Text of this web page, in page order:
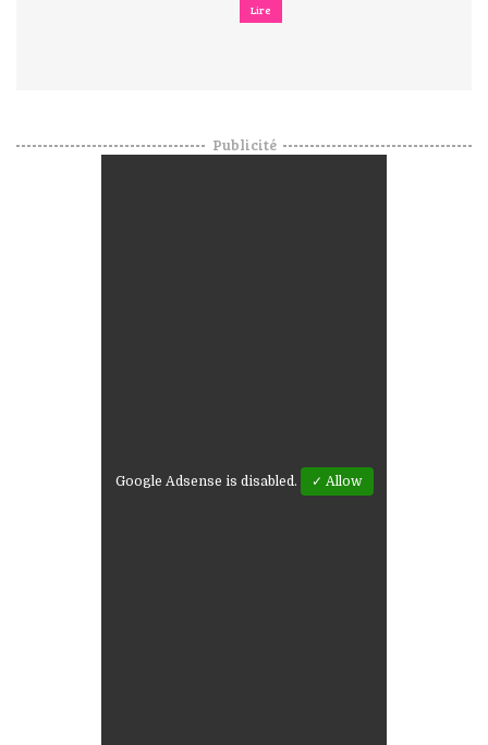
Lire
Publicité
Google Adsense is disabled. ✓ Allow